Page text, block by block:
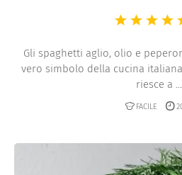
Gli spaghetti aglio, olio e
vero simbolo della cucina
riesce a ...
FACILE